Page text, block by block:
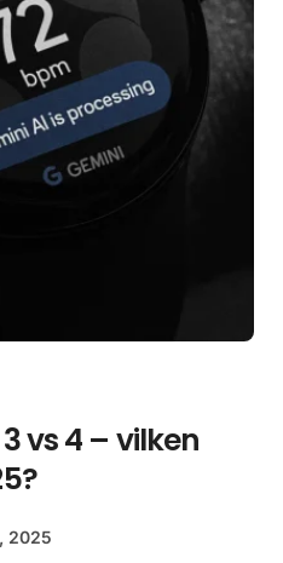
vs 4 – vilken
2025